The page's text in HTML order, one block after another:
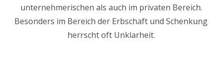
unternehmerischen als auch im privaten Bereich.
Besonders im Bereich der Erbschaft und Schenkung
herrscht oft Unklarheit.